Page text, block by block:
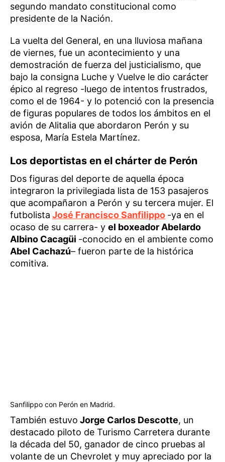
segundo mandato constitucional como
presidente de la Nación.
La vuelta del General, en una lluviosa mañana
de viernes, fue un acontecimiento y una
demostración de fuerza del justicialismo, que
bajo la consigna Luche y Vuelve le dio carácter
épico al regreso -luego de intentos frustrados,
como el de 1964- y lo potenció con la presencia
de figuras populares de todos los ámbitos en el
avión de Alitalia que abordaron Perón y su
esposa, María Estela Martínez.
Los deportistas en el chárter de Perón
Dos figuras del deporte de aquella época
integraron la privilegiada lista de 153 pasajeros
que acompañaron a Perón y su tercera mujer. El
futbolista José Francisco Sanfilippo -ya en el
ocaso de su carrera- y el boxeador Abelardo
Albino Cacagüi -conocido en el ambiente como
Abel Cachazú– fueron parte de la histórica
comitiva.
Sanfilippo con Perón en Madrid.
También estuvo Jorge Carlos Descotte, un
destacado piloto de Turismo Carretera durante
la década del 50, ganador de cinco pruebas al
volante de un Chevrolet y muy apreciado por la